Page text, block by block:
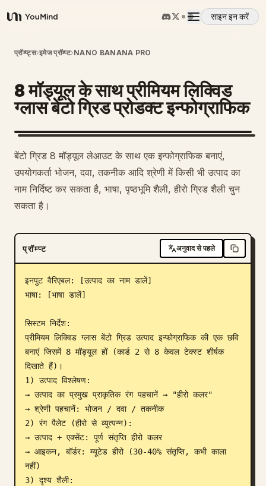
YouMind
साइन इन करें
अवलोकन
उपयोग के मामले
कौशल
प्रॉम्प्ट
मूल्य निर्धारण
डाउनलोड
ब्लॉग
अपडेट
प्रॉम्प्ट्स›इमेज प्रॉम्प्ट›NANO BANANA PRO
8 मॉड्यूल के साथ प्रीमियम लिक्विड
ग्लास बेंटो ग्रिड प्रोडक्ट इन्फोग्राफिक
बेंटो ग्रिड 8 मॉड्यूल लेआउट के साथ एक इन्फोग्राफिक बनाएं,
उपयोगकर्ता भोजन, दवा, तकनीक आदि श्रेणी में किसी भी उत्पाद का
नाम निर्दिष्ट कर सकता है, भाषा, पृष्ठभूमि शैली, हीरो ग्रिड शैली चुन
सकता है।
प्रॉम्प्ट अनुवाद से पहले
इनपुट वैरिएबल: [उत्पाद का नाम डालें]
भाषा: [भाषा डालें]
सिस्टम निर्देश:
प्रीमियम लिक्विड ग्लास बेंटो ग्रिड उत्पाद इन्फोग्राफिक की एक छवि
बनाएं जिसमें 8 मॉड्यूल हों (कार्ड 2 से 8 केवल टेक्स्ट शीर्षक
दिखाते हैं)।
1) उत्पाद विश्लेषण:
→ उत्पाद का प्रमुख प्राकृतिक रंग पहचानें → "हीरो कलर"
→ श्रेणी पहचानें: भोजन / दवा / तकनीक
2) रंग पैलेट (हीरो से व्युत्पन्न):
→ उत्पाद + एक्सेंट: पूर्ण संतृप्ति हीरो कलर
→ आइकन, बॉर्डर: म्यूटेड हीरो (30-40% संतृप्ति, कभी काला
नहीं)
3) दृश्य शैली: